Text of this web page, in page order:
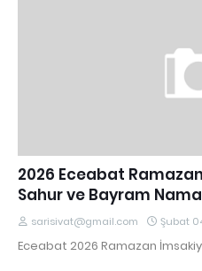
2026 Eceabat
Sahur ve Bayram
sarisivat@gmail.com Şubat
Eceabat 2026 Ramazan